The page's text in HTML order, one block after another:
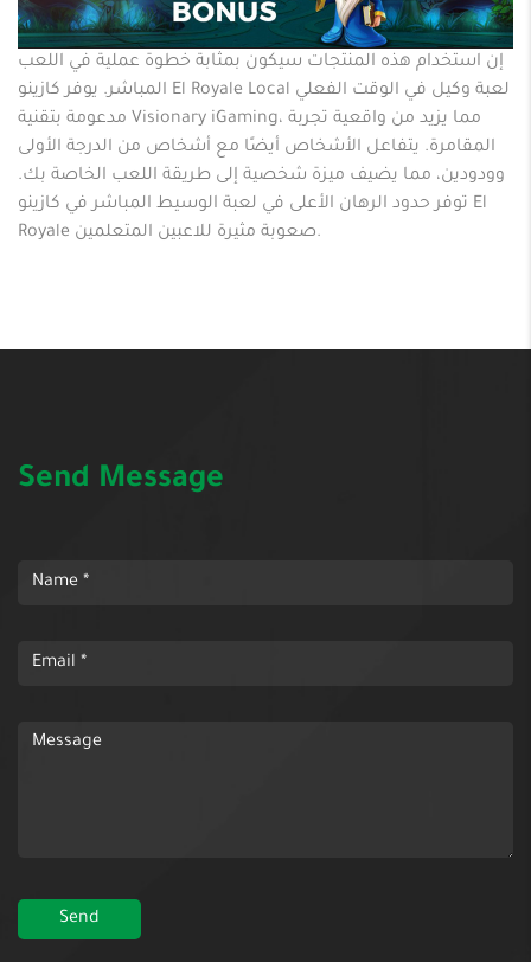
إن استخدام هذه المنتجات سيكون بمثابة خطوة عملية في اللعب
المباشر. يوفر كازينو El Royale Local لعبة وكيل في الوقت الفعلي
مدعومة بتقنية Visionary iGaming، مما يزيد من واقعية تجربة
المقامرة. يتفاعل الأشخاص أيضًا مع أشخاص من الدرجة الأولى
وودودين، مما يضيف ميزة شخصية إلى طريقة اللعب الخاصة بك.
توفر حدود الرهان الأعلى في لعبة الوسيط المباشر في كازينو El
Royale صعوبة مثيرة للاعبين المتعلمين.
Send Message